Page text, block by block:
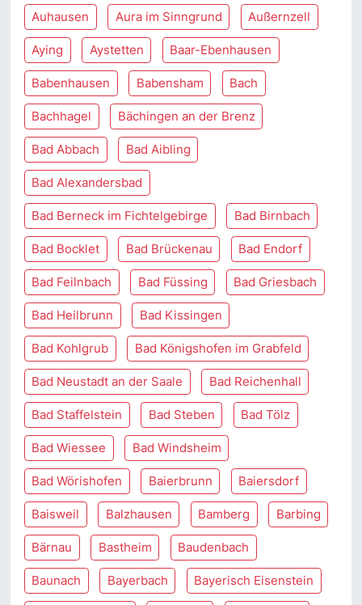
Auhausen Aura im Sinngrund Außernzell
Aying Aystetten Baar-Ebenhausen
Babenhausen Babensham Bach
Bachhagel Bächingen an der Brenz
Bad Abbach Bad Aibling
Bad Alexandersbad
Bad Berneck im Fichtelgebirge Bad Birnbach
Bad Bocklet Bad Brückenau Bad Endorf
Bad Feilnbach Bad Füssing Bad Griesbach
Bad Heilbrunn Bad Kissingen
Bad Kohlgrub Bad Königshofen im Grabfeld
Bad Neustadt an der Saale Bad Reichenhall
Bad Staffelstein Bad Steben Bad Tölz
Bad Wiessee Bad Windsheim
Bad Wörishofen Baierbrunn Baiersdorf
Baisweil Balzhausen Bamberg Barbing
Bärnau Bastheim Baudenbach
Baunach Bayerbach Bayerisch Eisenstein